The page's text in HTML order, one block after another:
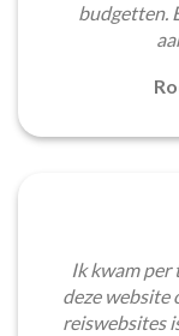
budgetten.
Ik kwam per
deze website
reiswebsites